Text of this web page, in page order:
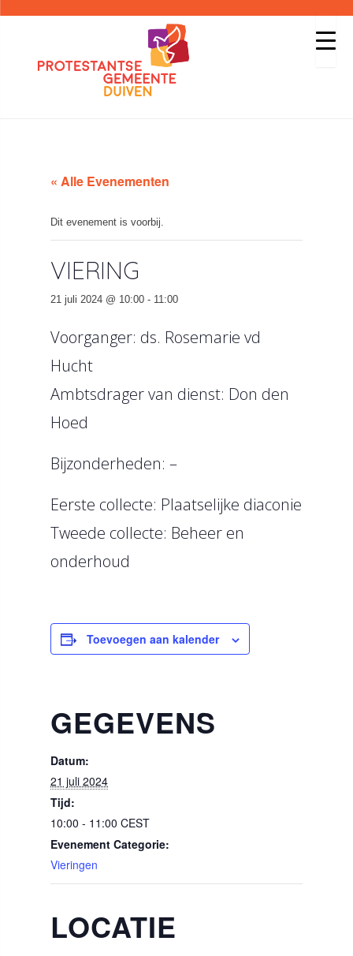
« Alle Evenementen
Dit evenement is voorbij.
VIERING
21 juli 2024 @ 10:00 - 11:00
Voorganger: ds. Rosemarie vd
Hucht
Ambtsdrager van dienst: Don den
Hoed
Bijzonderheden: –
Eerste collecte: Plaatselijke diaconie
Tweede collecte: Beheer en
onderhoud
Toevoegen aan kalender
GEGEVENS
Datum:
21 juli 2024
Tijd:
10:00 - 11:00 CEST
Evenement Categorie:
Vieringen
LOCATIE